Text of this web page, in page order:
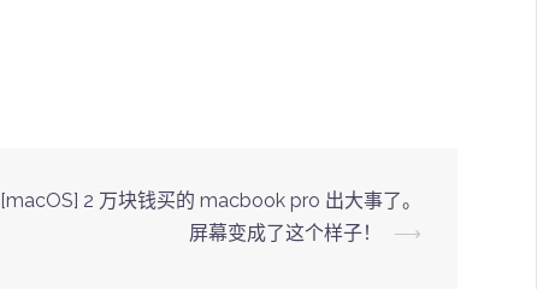
[macOS] 2 万块钱买的 macbook pro 出大事了。
屏幕变成了这个样子！
⟶